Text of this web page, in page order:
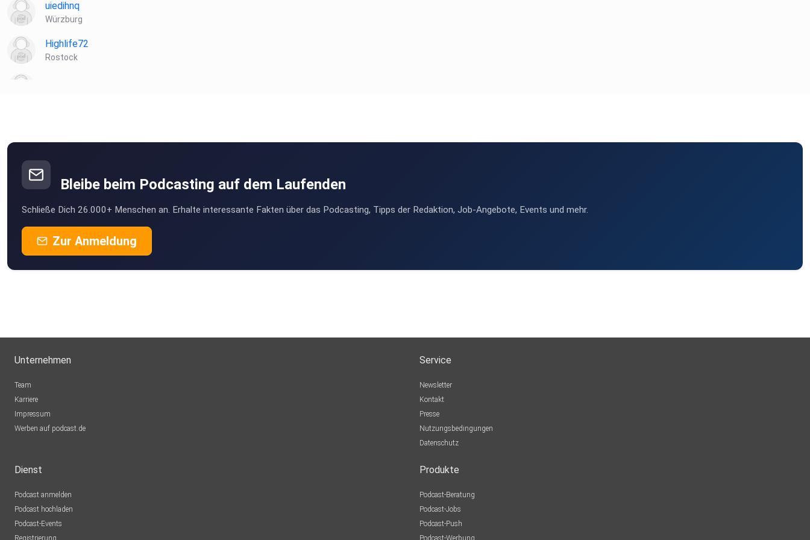
Patreon: https://www.patreon.com/apolut
Tipeee: https://de.tipeee.com/apolut
Instagram: https://www.instagram.com/apolut_net
Facebook: https://www.facebook.com/apolut
uiedihnq
Würzburg
Highlife72
Rostock
Scoob
Wehr
Giniwin
München
drberti
Bleibe beim Podcasting auf dem Laufenden
Schließe Dich 26.000+ Menschen an. Erhalte interessante Fakten über das Podcasting, Tipps der Redaktion, Job-Angebote, Events und mehr.
Zur Anmeldung
Unternehmen
Team
Karriere
Impressum
Werben auf podcast.de
Service
Newsletter
Kontakt
Presse
Nutzungsbedingungen
Datenschutz
Dienst
Podcast anmelden
Podcast hochladen
Podcast-Events
Registrierung
Produkte
Podcast-Beratung
Podcast-Jobs
Podcast-Push
Podcast-Werbung